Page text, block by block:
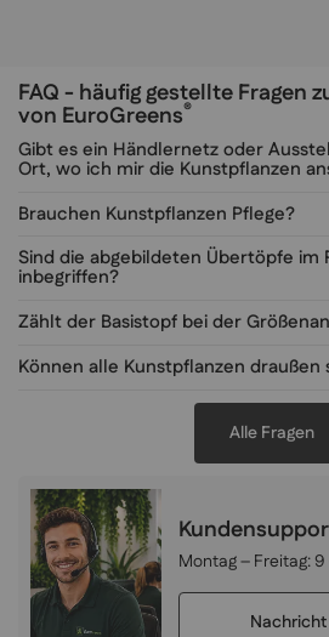
FAQ - häufig gestellte Fragen
von EuroGreens®
Gibt es ein Händlernetz oder
Ort, wo ich mir die Kunstpflanzen
Brauchen Kunstpflanzen Pflege?
Sind die abgebildeten Übertöpfe im
inbegriffen?
Zählt der Basistopf bei der
Können alle Kunstpflanzen draußen
Alle Fragen
Montag – Freitag: 9
Nachricht